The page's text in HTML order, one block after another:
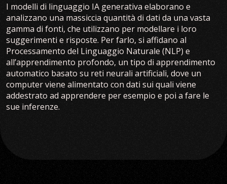
I modelli di linguaggio IA generativa elaborano e
analizzano una massiccia quantità di dati da una vasta
gamma di fonti, che utilizzano per modellare i loro
suggerimenti e risposte. Per farlo, si affidano al
Processamento del Linguaggio Naturale (NLP) e
all’apprendimento profondo, un tipo di apprendimento
automatico basato su reti neurali artificiali, dove un
computer viene alimentato con dati sui quali viene
addestrato ad apprendere per esempio e poi a fare le
sue inferenze.